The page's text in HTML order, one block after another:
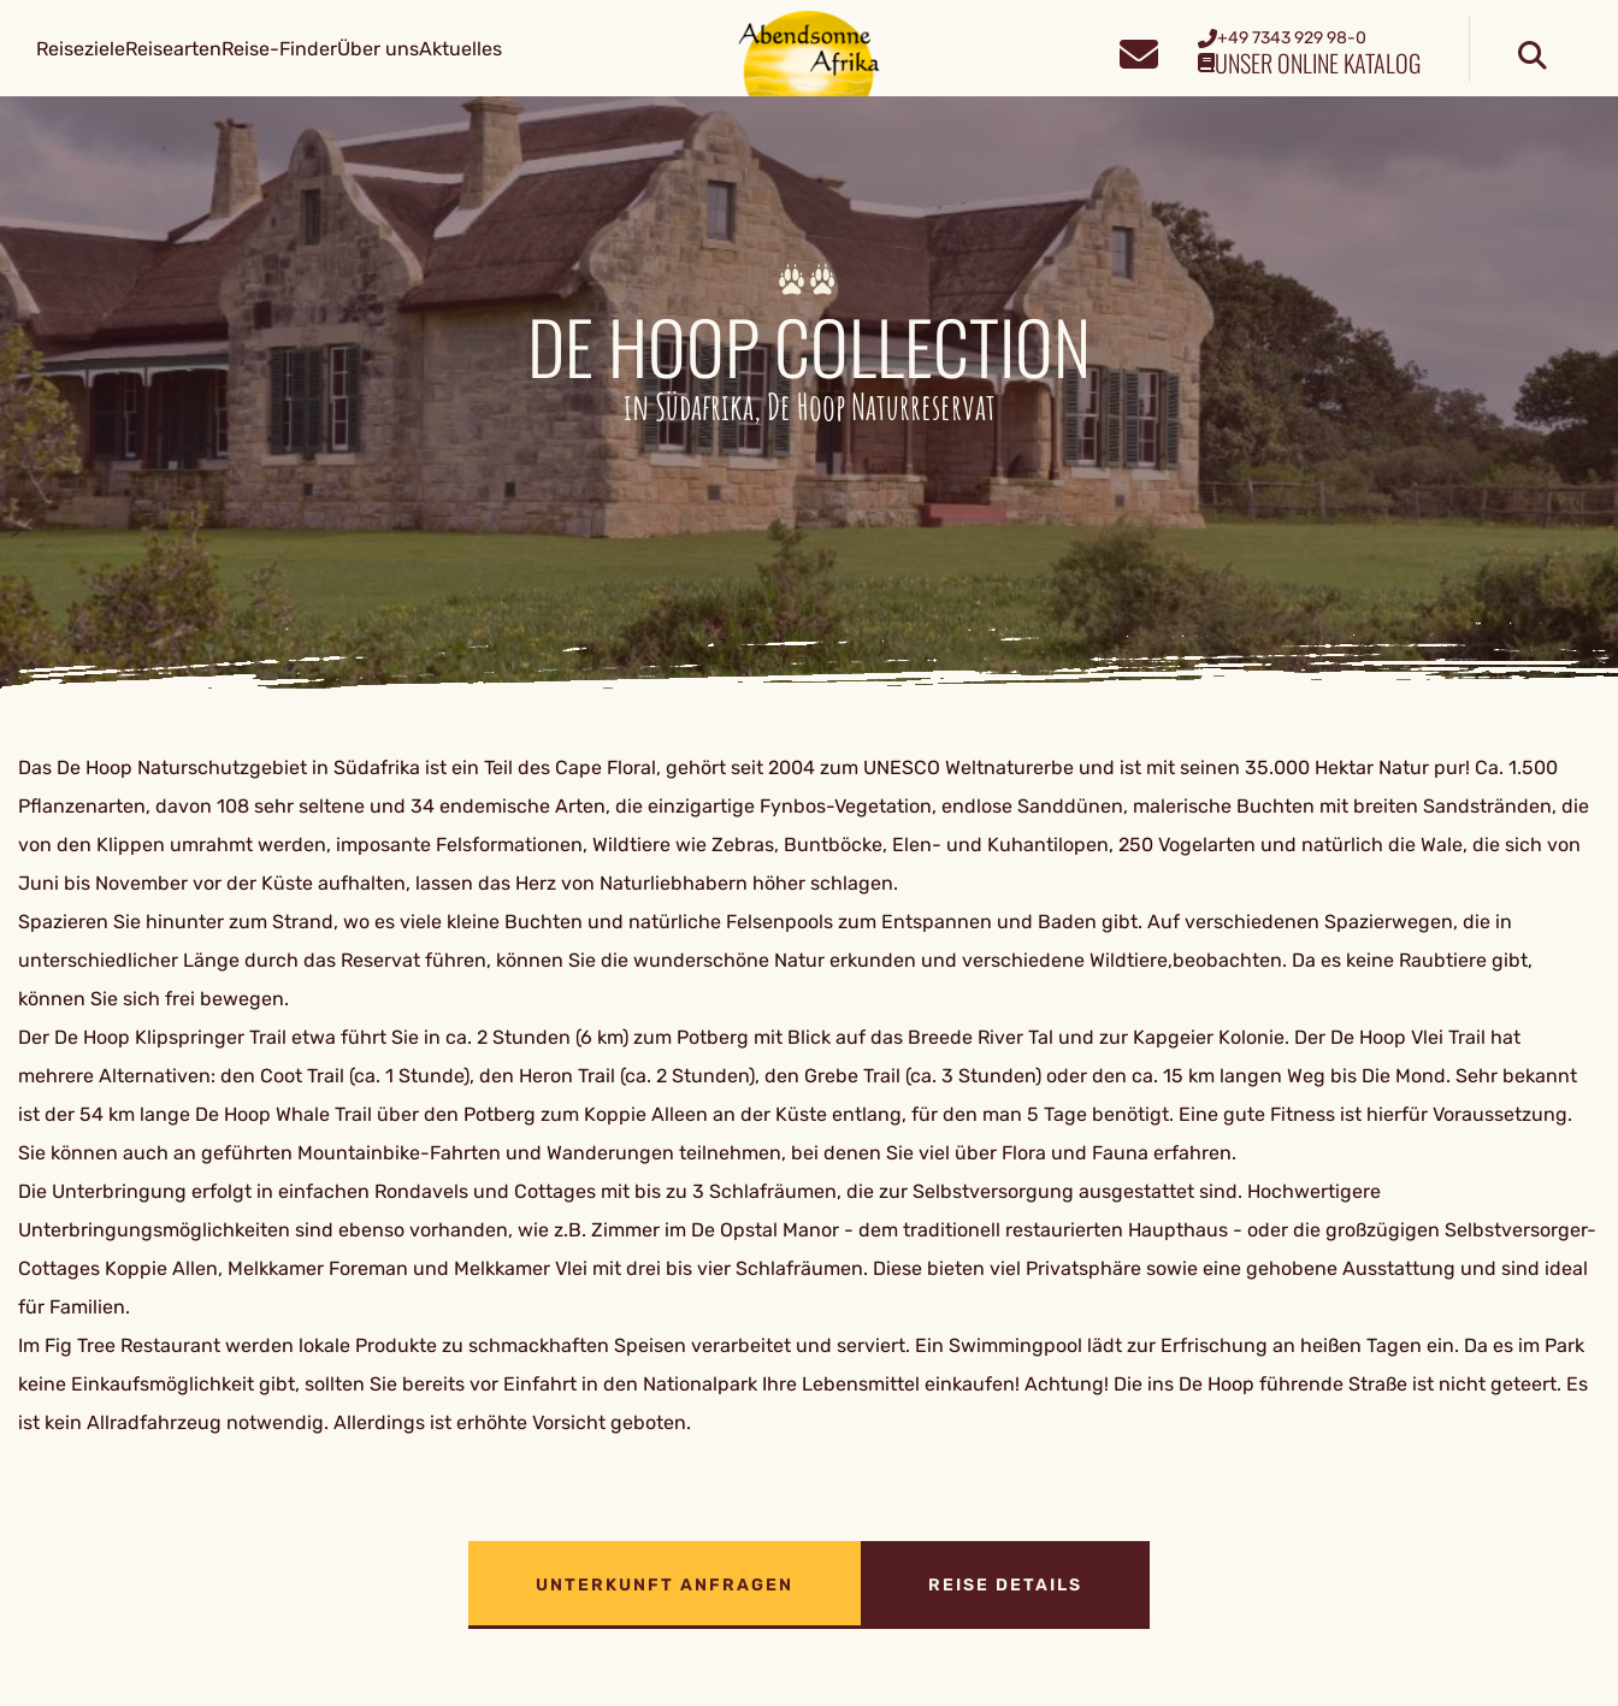
ReisezieleReiseartenReise-FinderÜber unsAktuelles +49 7343 929 98-0
UNSER ONLINE KATALOG
DE HOOP COLLECTION
in Südafrika, De Hoop Naturreservat
Das De Hoop Naturschutzgebiet in Südafrika ist ein Teil des Cape Floral, gehört seit 2004 zum UNESCO Weltnaturerbe und ist mit seinen 35.000 Hektar Natur pur! Ca. 1.500
Pflanzenarten, davon 108 sehr seltene und 34 endemische Arten, die einzigartige Fynbos-Vegetation, endlose Sanddünen, malerische Buchten mit breiten Sandstränden, die
von den Klippen umrahmt werden, imposante Felsformationen, Wildtiere wie Zebras, Buntböcke, Elen- und Kuhantilopen, 250 Vogelarten und natürlich die Wale, die sich von
Juni bis November vor der Küste aufhalten, lassen das Herz von Naturliebhabern höher schlagen.
Spazieren Sie hinunter zum Strand, wo es viele kleine Buchten und natürliche Felsenpools zum Entspannen und Baden gibt. Auf verschiedenen Spazierwegen, die in
unterschiedlicher Länge durch das Reservat führen, können Sie die wunderschöne Natur erkunden und verschiedene Wildtiere,beobachten. Da es keine Raubtiere gibt,
können Sie sich frei bewegen.
Der De Hoop Klipspringer Trail etwa führt Sie in ca. 2 Stunden (6 km) zum Potberg mit Blick auf das Breede River Tal und zur Kapgeier Kolonie. Der De Hoop Vlei Trail hat
mehrere Alternativen: den Coot Trail (ca. 1 Stunde), den Heron Trail (ca. 2 Stunden), den Grebe Trail (ca. 3 Stunden) oder den ca. 15 km langen Weg bis Die Mond. Sehr bekannt
ist der 54 km lange De Hoop Whale Trail über den Potberg zum Koppie Alleen an der Küste entlang, für den man 5 Tage benötigt. Eine gute Fitness ist hierfür Voraussetzung.
Sie können auch an geführten Mountainbike-Fahrten und Wanderungen teilnehmen, bei denen Sie viel über Flora und Fauna erfahren.
Die Unterbringung erfolgt in einfachen Rondavels und Cottages mit bis zu 3 Schlafräumen, die zur Selbstversorgung ausgestattet sind. Hochwertigere
Unterbringungsmöglichkeiten sind ebenso vorhanden, wie z.B. Zimmer im De Opstal Manor - dem traditionell restaurierten Haupthaus - oder die großzügigen Selbstversorger-
Cottages Koppie Allen, Melkkamer Foreman und Melkkamer Vlei mit drei bis vier Schlafräumen. Diese bieten viel Privatsphäre sowie eine gehobene Ausstattung und sind ideal
für Familien.
Im Fig Tree Restaurant werden lokale Produkte zu schmackhaften Speisen verarbeitet und serviert. Ein Swimmingpool lädt zur Erfrischung an heißen Tagen ein. Da es im Park
keine Einkaufsmöglichkeit gibt, sollten Sie bereits vor Einfahrt in den Nationalpark Ihre Lebensmittel einkaufen! Achtung! Die ins De Hoop führende Straße ist nicht geteert. Es
ist kein Allradfahrzeug notwendig. Allerdings ist erhöhte Vorsicht geboten.
UNTERKUNFT ANFRAGEN REISE DETAILS